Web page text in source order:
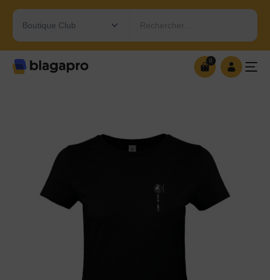
Rechercher…
0